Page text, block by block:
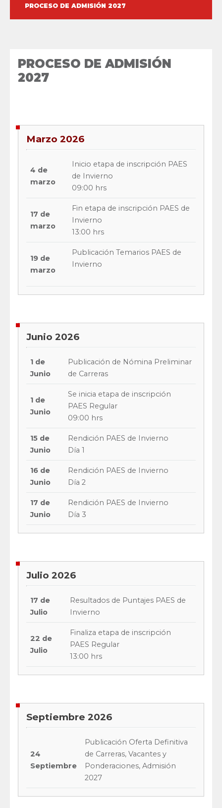
PROCESO DE ADMISIÓN 2027
PROCESO DE ADMISIÓN
2027
Marzo 2026
4 de
marzo
Inicio etapa de inscripción PAES
de Invierno
09:00 hrs
17 de
marzo
Fin etapa de inscripción PAES de
Invierno
13:00 hrs
19 de
marzo
Publicación Temarios PAES de
Invierno
Junio 2026
1 de
Junio
Publicación de Nómina Preliminar
de Carreras
1 de
Junio
Se inicia etapa de inscripción
PAES Regular
09:00 hrs
15 de
Junio
Rendición PAES de Invierno
Día 1
16 de
Junio
Rendición PAES de Invierno
Día 2
17 de
Junio
Rendición PAES de Invierno
Día 3
Julio 2026
17 de
Julio
Resultados de Puntajes PAES de
Invierno
22 de
Julio
Finaliza etapa de inscripción
PAES Regular
13:00 hrs
Septiembre 2026
24
Septiembre
Publicación Oferta Definitiva
de Carreras, Vacantes y
Ponderaciones, Admisión
2027